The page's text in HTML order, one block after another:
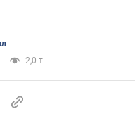
2,0 т.